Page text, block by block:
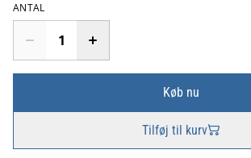
ANTAL
Køb nu
Tilføj til kurv